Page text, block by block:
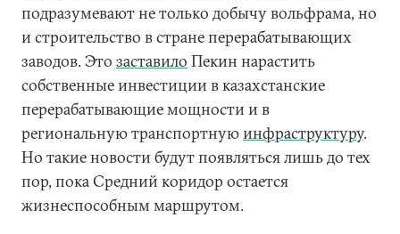
подразумевают не только добычу вольфрама, но
и строительство в стране перерабатывающих
заводов. Это заставило Пекин нарастить
собственные инвестиции в казахстанские
перерабатывающие мощности и в
региональную транспортнуюинфраструктуру.
Но такие новости будут появляться лишь до тех
пор, пока Средний коридор остается
жизнеспособным маршрутом.